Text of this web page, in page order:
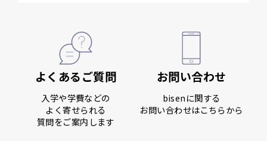
よくあるご質問
入学や学費などの
よく寄せられる
質問をご案内します
お問い合わせ
bisenに関する
お問い合わせはこちらから